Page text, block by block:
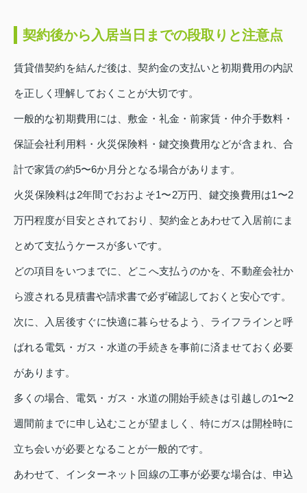
契約後から入居当日までの段取りと注意点
賃貸借契約を結んだ後は、契約金の支払いと初期費用の内訳
を正しく理解しておくことが大切です。
一般的な初期費用には、敷金・礼金・前家賃・仲介手数料・
保証会社利用料・火災保険料・鍵交換費用などが含まれ、合
計で家賃の約5〜6か月分となる場合があります。
火災保険料は2年間でおおよそ1〜2万円、鍵交換費用は1〜2
万円程度が目安とされており、契約金とあわせて入居前にま
とめて支払うケースが多いです。
どの項目をいつまでに、どこへ支払うのかを、不動産会社か
ら渡される見積書や請求書で必ず確認しておくと安心です。
次に、入居後すぐに快適に暮らせるよう、ライフラインと呼
ばれる電気・ガス・水道の手続きを事前に済ませておく必要
があります。
多くの場合、電気・ガス・水道の開始手続きは引越しの1〜2
週間前までに申し込むことが望ましく、特にガスは開栓時に
立ち会いが必要となることが一般的です。
あわせて、インターネット回線の工事が必要な場合は、申込